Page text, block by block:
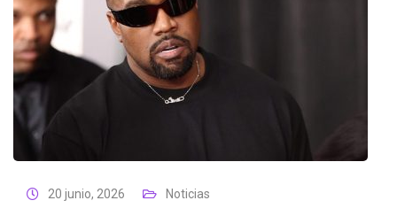
20 junio, 2026 Noticias